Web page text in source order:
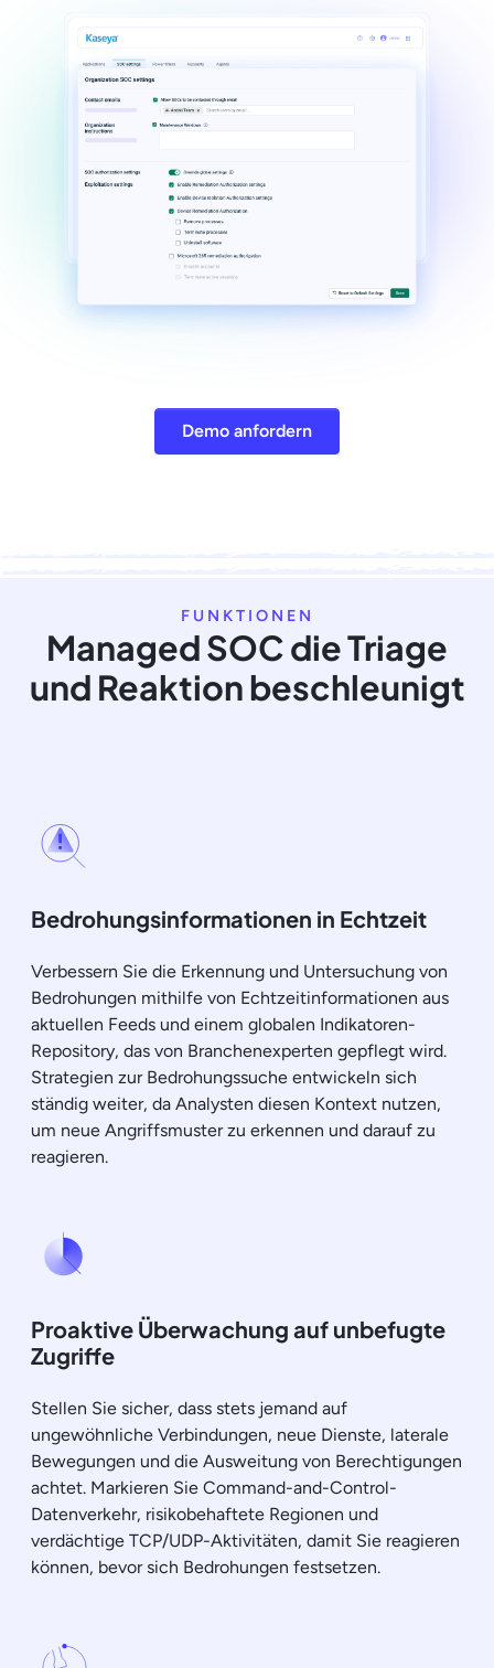
Demo anfordern
FUNKTIONEN
Managed SOC die Triage
und Reaktion beschleunigt
Bedrohungsinformationen in Echtzeit
Verbessern Sie die Erkennung und Untersuchung von
Bedrohungen mithilfe von Echtzeitinformationen aus
aktuellen Feeds und einem globalen Indikatoren-
Repository, das von Branchenexperten gepflegt wird.
Strategien zur Bedrohungssuche entwickeln sich
ständig weiter, da Analysten diesen Kontext nutzen,
um neue Angriffsmuster zu erkennen und darauf zu
reagieren.
Proaktive Überwachung auf unbefugte
Zugriffe
Stellen Sie sicher, dass stets jemand auf
ungewöhnliche Verbindungen, neue Dienste, laterale
Bewegungen und die Ausweitung von Berechtigungen
achtet. Markieren Sie Command-and-Control-
Datenverkehr, risikobehaftete Regionen und
verdächtige TCP/UDP-Aktivitäten, damit Sie reagieren
können, bevor sich Bedrohungen festsetzen.